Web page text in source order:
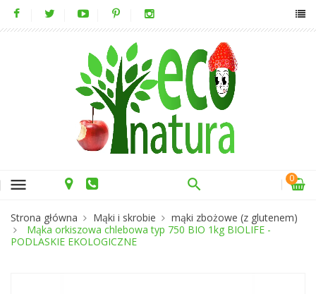
menu 0
Strona główna Mąki i skrobie
mąki zbożowe (z glutenem)
Mąka orkiszowa chlebowa typ 750 BIO 1kg BIOLIFE -
PODLASKIE EKOLOGICZNE